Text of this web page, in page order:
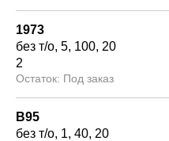
1973
без т/о 5 100 20
2
Под заказ
В95
без т/о 1 40 20